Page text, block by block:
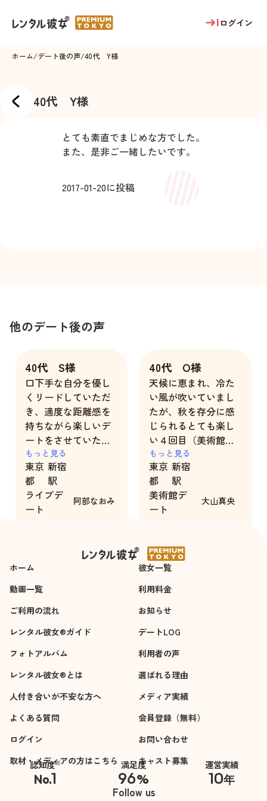
ログイン
ホーム/デート後の声/40代 Y様
40代 Y様
とても素直でまじめな方でした。
また、是非ご一緒したいです。
2017-01-20に投稿
他のデート後の声
40代 S様
口下手な自分を優し
くリードしていただ
き、適度な距離感を
持ちながら楽しいデ
ートをさせていただ
きました。ありがと
うございました。
もっと見る
東京
都
新宿
駅
ライブデ
ート
阿部なおみ
40代 O様
天候に恵まれ、冷た
い風が吹いていまし
たが、秋を存分に感
じられるとても楽し
い４回目（美術館と
ディナー）のデート
でした。５回目もデ
ートに行きたいと思
える素敵なキャスト
さんに感謝です。ど
もっと見る
東京
都
新宿
駅
美術館デ
ート
大山真央
ホーム
彼女一覧
動画一覧
利用料金
ご利用の流れ
お知らせ
レンタル彼女®ガイド
デートLOG
フォトアルバム
利用者の声
レンタル彼女®とは
選ばれる理由
人付き合いが不安な方へ
メディア実績
よくある質問
会員登録（無料）
ログイン
お問い合わせ
取材・メディアの方はこちら
キャスト募集
認知度※
No.1
※自社調べ
満足度
96%
運営実績
10年
Follow us